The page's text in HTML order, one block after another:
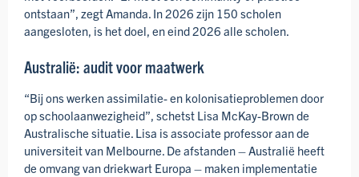
ontstaan”, zegt Amanda. In 2026 zijn 150 scholen
aangesloten, is het doel, en eind 2026 alle scholen.
Australië: audit voor maatwerk
“Bij ons werken assimilatie- en kolonisatie­problemen door
op school­aanwezig­heid”, schetst Lisa McKay-Brown de
Australische situatie. Lisa is associate professor aan de
universiteit van Melbourne. De afstanden – Australië heeft
de omvang van driekwart Europa – maken implementatie